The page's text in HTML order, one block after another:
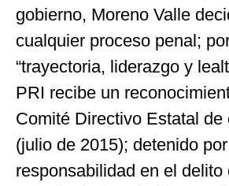
gobierno, Moreno Valle
cualquier proceso penal;
“trayectoria, liderazgo y
PRI recibe un
Comité Directivo Estatal de
(julio de 2015); detenido
responsabilidad en el delito